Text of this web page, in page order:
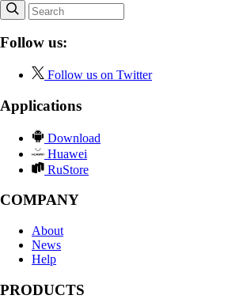
Follow us:
Follow us on Twitter
Applications
Download
Huawei
RuStore
COMPANY
About
News
Help
PRODUCTS